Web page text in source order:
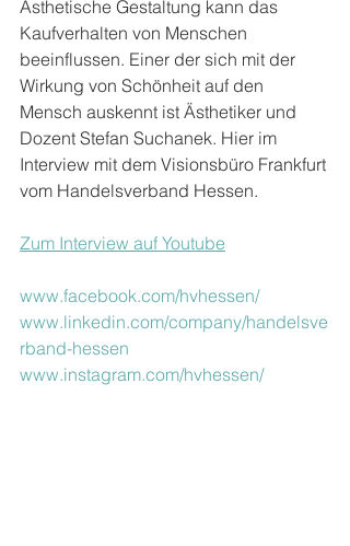
Ästhetische Gestaltung kann das
Kaufverhalten von Menschen
beeinflussen. Einer der sich mit der
Wirkung von Schönheit auf den
Mensch auskennt ist Ästhetiker und
Dozent Stefan Suchanek. Hier im
Interview mit dem Visionsbüro Frankfurt
vom Handelsverband Hessen.
Zum Interview auf Youtube
www.facebook.com/hvhessen/
www.linkedin.com/company/handelsve
rband-hessen
www.instagram.com/hvhessen/